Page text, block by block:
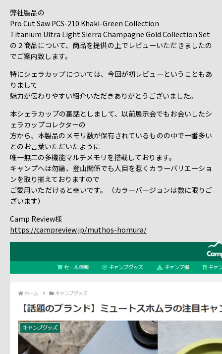
弊社製品の
Pro Cut Saw PCS-210 Khaki-Green Collection
Titanium Ultra Light Sierra Champagne Gold Collection Set
の２商品について、商品を提供の上でレビューいただきましたの
でご案内致します。
特にシェラカップについては、今回が初レビューということもあ
りまして
魅力が伝わりやすい紹介いただきありがとうございました。
本シェラカップの裏話としまして、以前展示会でもお会いしたシ
ェラカップコレクターの
方から、本製品のメモリ数が保有されているものの中で一番多い
とのお言葉いただいたように
唯一無二の多機能マルチメモリを搭載しております。
キャンプへは勿論、登山関係でも人目を惹くカラーバリエーショ
ンを取り揃えておりますので
ご愛用いただけると幸いです。（カラーバージョンは数に限りご
ざいます）
Camp Review様
https://campreview.jp/muthos-homura/